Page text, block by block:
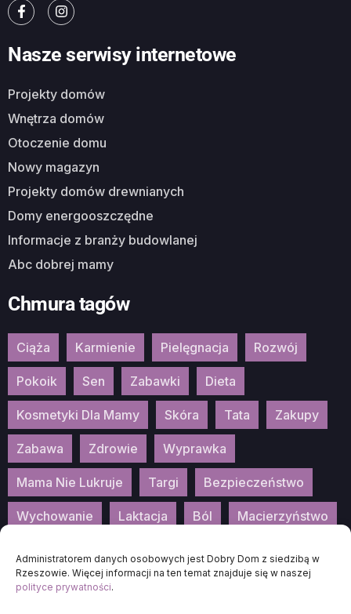
Administratorem danych osobowych jest Dobry Dom z siedzibą w
Rzeszowie. Więcej informacji na ten temat znajduje się w naszej
polityce prywatności.
Nasze serwisy internetowe
Projekty domów
Wnętrza domów
Otoczenie domu
Nowy magazyn
Projekty domów drewnianych
Domy energooszczędne
Informacje z branży budowlanej
Abc dobrej mamy
Chmura tagów
Ciąża Karmienie Pielęgnacja Rozwój
Pokoik Sen Zabawki Dieta
Kosmetyki Dla Mamy Skóra Tata Zakupy
Zabawa Zdrowie Wyprawka
Mama Nie Lukruje Targi Bezpieczeństwo
Wychowanie Laktacja Ból Macierzyństwo